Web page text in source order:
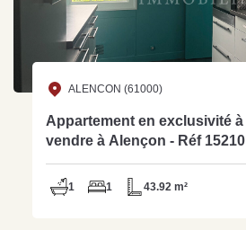
ALENCON (61000)
Appartement en exclusivité à
vendre à Alençon - Réf 15210
1 1 43.92 m²